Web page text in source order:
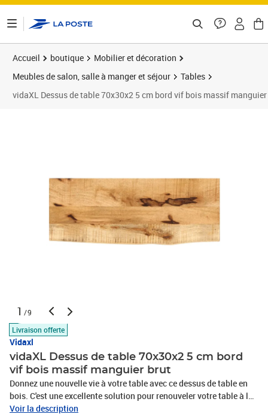
Accueil boutique
Mobilier et décoration
Meubles de salon, salle à manger et séjour
Tables
vidaXL Dessus de table 70x30x2 5 cm bord vif bois massif
1 /9
Livraison offerte
Vidaxl
vidaXL Dessus de table 70x30x2 5 cm bord
vif bois massif manguier brut
Donnez une nouvelle vie à votre table avec ce dessus de table en
bois. C'est une excellente solution pour renouveler votre table à la
maison ou dans un cadre commercial. Bois de manguier massif :
Voir la description